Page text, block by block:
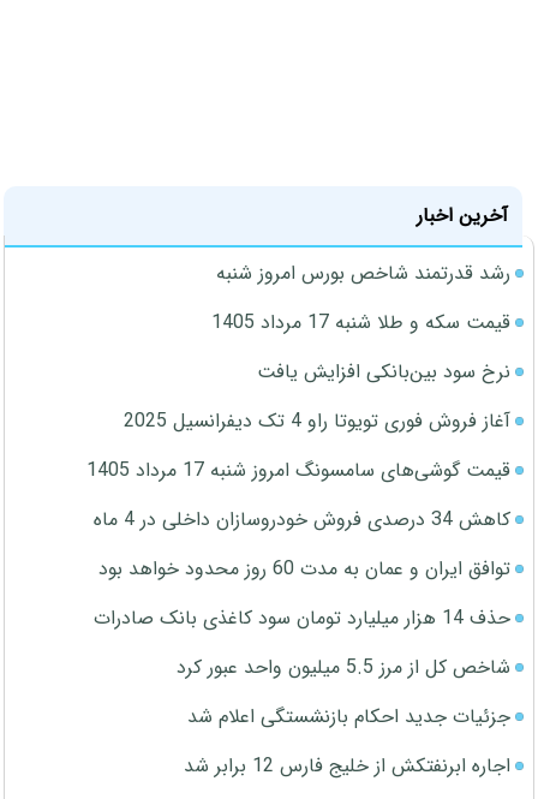
آخرین اخبار
رشد قدرتمند شاخص بورس امروز شنبه
قیمت سکه و طلا شنبه 17 مرداد 1405
نرخ سود بین‌بانکی افزایش یافت
آغاز فروش فوری تویوتا راو 4 تک دیفرانسیل 2025
قیمت گوشی‌های سامسونگ امروز شنبه 17 مرداد 1405
کاهش 34 درصدی فروش خودروسازان داخلی در 4 ماه
توافق ایران و عمان به مدت 60 روز محدود خواهد بود
حذف 14 هزار میلیارد تومان سود کاغذی بانک صادرات
شاخص کل از مرز 5.5 میلیون واحد عبور کرد
جزئیات جدید احکام بازنشستگی اعلام شد
اجاره ابرنفتکش از خلیج فارس 12 برابر شد